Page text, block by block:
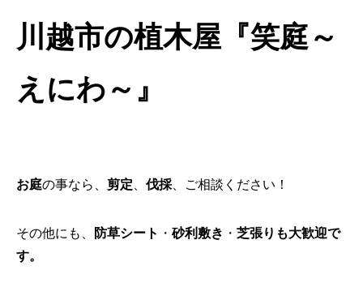
川越市の植木屋『笑庭～
えにわ～』
お庭の事なら、 剪定 伐採 、ご相談ください！
その他にも、 防草シート ・ 砂利敷き ・ 芝張り も大歓迎で
す。